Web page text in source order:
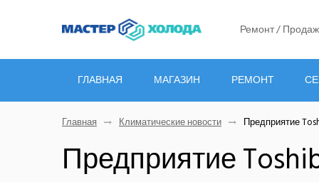
Ремонт /
ГЛАВНАЯ МАГАЗИН РЕМОНТ
Главная Климатические новости Предприятие
Предприятие